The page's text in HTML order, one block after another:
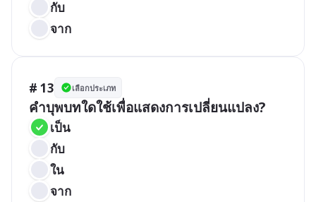
กับ
จาก
# 13 เลือกประเภท
คำบุพบทใดใช้เพื่อแสดงการเปลี่ยนแปลง?
เป็น
กับ
ใน
จาก